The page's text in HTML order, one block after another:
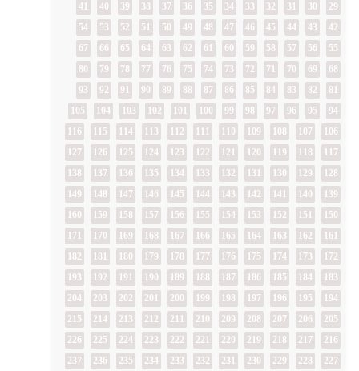
29
30
31
32
33
34
35
36
37
38
39
40
41
42
43
44
45
46
47
48
49
50
51
52
53
54
55
56
57
58
59
60
61
62
63
64
65
66
67
68
69
70
71
72
73
74
75
76
77
78
79
80
81
82
83
84
85
86
87
88
89
90
91
92
93
94
95
96
97
98
99
102
103
104
105
106
107
108
109
112
113
114
115
116
117
118
119
120
121
122
123
124
125
126
127
128
129
130
131
132
133
134
135
136
137
138
139
140
141
142
143
144
145
146
147
148
149
150
151
152
153
154
155
156
157
158
159
160
161
162
163
164
165
166
167
168
169
170
171
172
173
174
175
176
177
178
179
180
181
182
183
184
185
186
187
188
189
190
191
192
193
194
195
196
197
198
199
200
201
202
203
204
205
206
207
208
209
210
211
212
213
214
215
216
217
218
219
220
221
222
223
224
225
226
227
228
229
230
231
232
233
234
235
236
237